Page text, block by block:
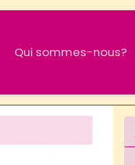
Qui sommes-nous?